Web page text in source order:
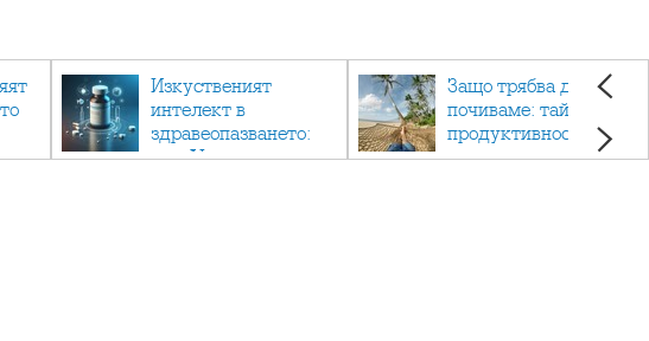
Изкуственият
интелект в
здравеопазването:
как AI променя
Защо трябва да си
почиваме: тайната на
продуктивността,
здравето и добрия